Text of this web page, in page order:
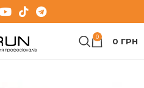
0 0 ГРН